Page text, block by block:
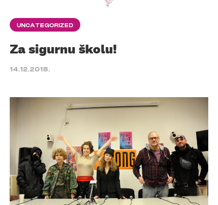
UNCATEGORIZED
Za sigurnu školu!
14.12.2018.